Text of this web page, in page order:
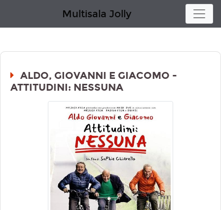
Multisala Jolly
ALDO, GIOVANNI E GIACOMO -
ATTITUDINI: NESSUNA